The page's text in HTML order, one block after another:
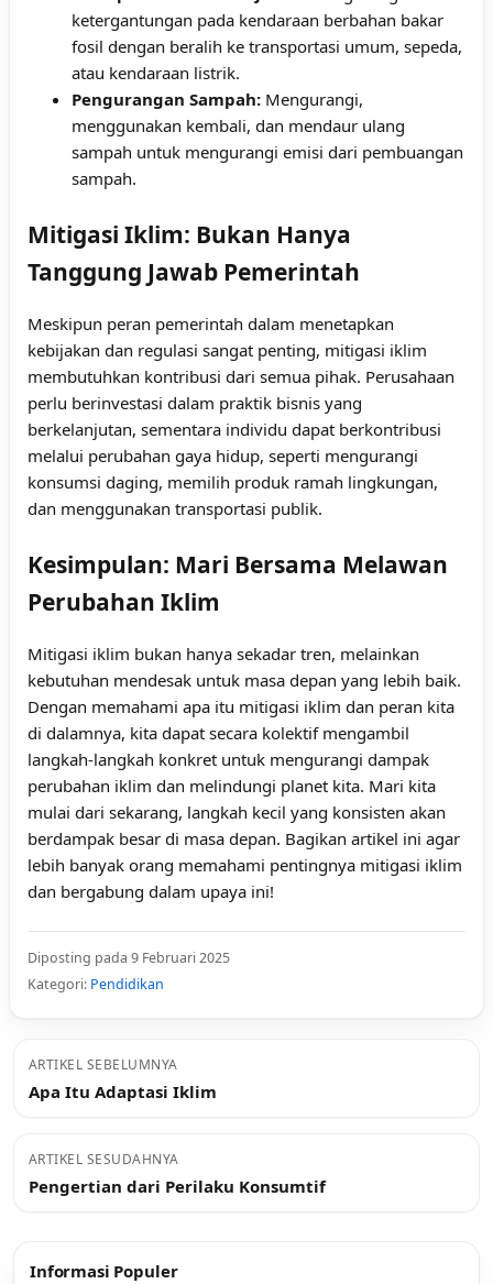
ketergantungan pada kendaraan berbahan bakar
fosil dengan beralih ke transportasi umum, sepeda,
atau kendaraan listrik.
Pengurangan Sampah: Mengurangi,
menggunakan kembali, dan mendaur ulang
sampah untuk mengurangi emisi dari pembuangan
sampah.
Mitigasi Iklim: Bukan Hanya
Tanggung Jawab Pemerintah
Meskipun peran pemerintah dalam menetapkan
kebijakan dan regulasi sangat penting, mitigasi iklim
membutuhkan kontribusi dari semua pihak. Perusahaan
perlu berinvestasi dalam praktik bisnis yang
berkelanjutan, sementara individu dapat berkontribusi
melalui perubahan gaya hidup, seperti mengurangi
konsumsi daging, memilih produk ramah lingkungan,
dan menggunakan transportasi publik.
Kesimpulan: Mari Bersama Melawan
Perubahan Iklim
Mitigasi iklim bukan hanya sekadar tren, melainkan
kebutuhan mendesak untuk masa depan yang lebih baik.
Dengan memahami apa itu mitigasi iklim dan peran kita
di dalamnya, kita dapat secara kolektif mengambil
langkah-langkah konkret untuk mengurangi dampak
perubahan iklim dan melindungi planet kita. Mari kita
mulai dari sekarang, langkah kecil yang konsisten akan
berdampak besar di masa depan. Bagikan artikel ini agar
lebih banyak orang memahami pentingnya mitigasi iklim
dan bergabung dalam upaya ini!
Diposting pada 9 Februari 2025
Kategori: Pendidikan
ARTIKEL SEBELUMNYA
Apa Itu Adaptasi Iklim
ARTIKEL SESUDAHNYA
Pengertian dari Perilaku Konsumtif
Informasi Populer